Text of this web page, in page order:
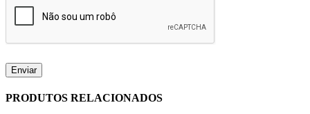
PRODUTOS RELACIONADOS